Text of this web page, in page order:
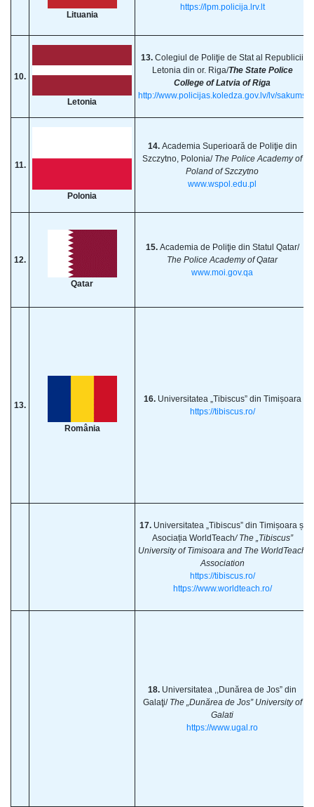
Lituania
https://lpm.policija.lrv.lt
10.
Letonia
13. Colegiul de Poliţie de Stat al Republicii
Letonia din or. Riga/The State Police
College of Latvia of Riga
http://www.policijas.koledza.gov.lv/lv/sakums
11.
Polonia
14. Academia Superioară de Poliţie din
Szczytno, Polonia/ The Police Academy of
Poland of Szczytno
www.wspol.edu.pl
12.
Qatar
15. Academia de Poliţie din Statul Qatar/
The Police Academy of Qatar
www.moi.gov.qa
13.
România
16. Universitatea „Tibiscus” din Timișoara
https://tibiscus.ro/
17. Universitatea „Tibiscus” din Timișoara și
Asociația WorldTeach/ The „Tibiscus”
University of Timisoara and The WorldTeach
Association
https://tibiscus.ro/
https://www.worldteach.ro/
18. Universitatea ,,Dunărea de Jos” din
Galaţi/ The „Dunărea de Jos” University of
Galati
https://www.ugal.ro